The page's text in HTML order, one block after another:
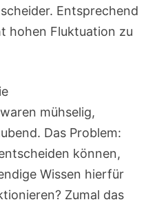
Entsprechend
hohen Fluktuation zu
mühselig,
Das Problem:
können,
Wissen hierfür
Zumal das